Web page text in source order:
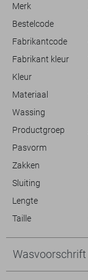
Merk
Bestelcode
Fabrikantcode
Fabrikant kleur
Kleur
Materiaal
Wassing
Productgroep
Pasvorm
Zakken
Sluiting
Lengte
Taille
Wasvoorschrift